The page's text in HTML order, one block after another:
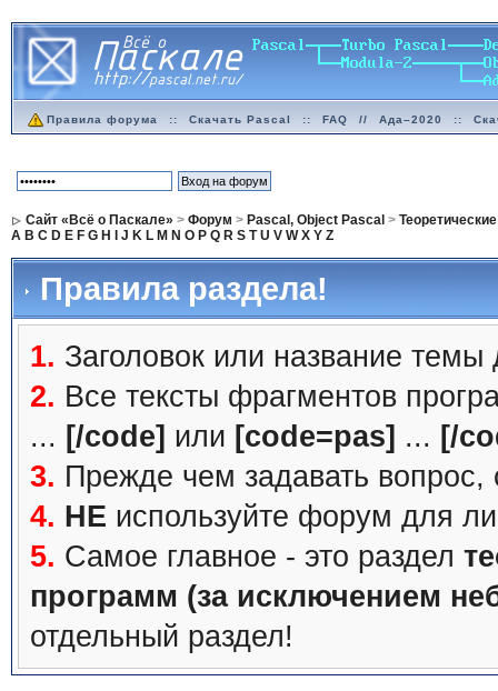
Правила форума :: Скачать Pascal :: FAQ // Ада–2020 ::
Сайт «Всё о Паскале» > Форум > Pascal, Object Pascal >
A B C D E F G H J K L M N O P Q R S T U V W X Y Z
Правила раздела!
1. Заголовок или название
2. Все тексты фрагментов
... [/code] или [code=pas] ... [/
3. Прежде чем задавать вопрос,
4. НЕ используйте форум для
5. Самое главное - это раздел
программ (за исключением
отдельный раздел!